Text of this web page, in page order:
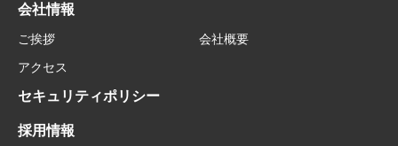
会社情報
ご挨拶
会社概要
アクセス
セキュリティポリシー
採用情報